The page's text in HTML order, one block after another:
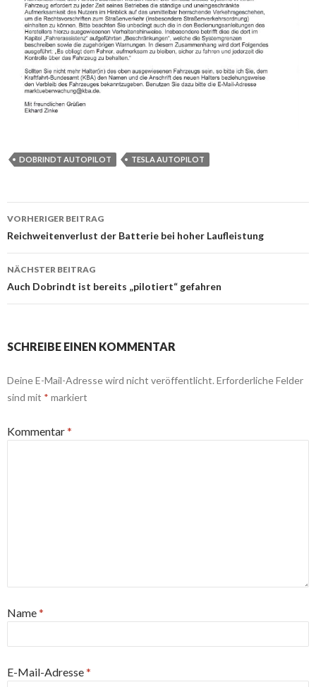
DOBRINDT AUTOPILOT TESLA AUTOPILOT
Beitrags-
Navigation
VORHERIGER BEITRAG
Reichweitenverlust der Batterie bei hoher Laufleistung
NÄCHSTER BEITRAG
Auch Dobrindt ist bereits „pilotiert“ gefahren
SCHREIBE EINEN KOMMENTAR
Deine E-Mail-Adresse wird nicht veröffentlicht. Erforderliche Felder
sind mit * markiert
Kommentar*
Name*
E-Mail-Adresse*